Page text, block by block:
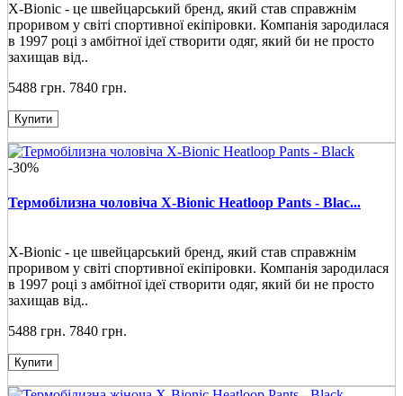
X-Bionic - це швейцарський бренд, який став справжнім
проривом у світі спортивної екіпіровки. Компанія зародилася
в 1997 році з амбітної ідеї створити одяг, який би не просто
захищав від..
5488 грн. 7840 грн.
Купити
-30%
Термобілизна чоловіча X-Bionic Heatloop Pants - Blac...
X-Bionic - це швейцарський бренд, який став справжнім
проривом у світі спортивної екіпіровки. Компанія зародилася
в 1997 році з амбітної ідеї створити одяг, який би не просто
захищав від..
5488 грн. 7840 грн.
Купити